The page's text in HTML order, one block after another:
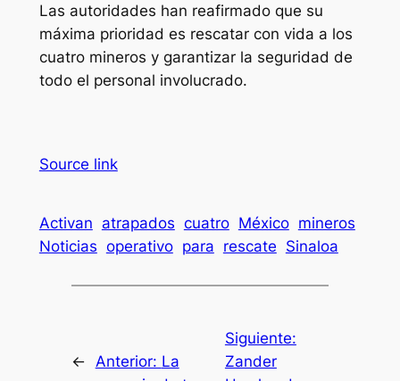
Las autoridades han reafirmado que su
máxima prioridad es rescatar con vida a los
cuatro mineros y garantizar la seguridad de
todo el personal involucrado.
Source link
Activan atrapados cuatro México mineros
Noticias operativo para rescate Sinaloa
← Anterior: La
Siguiente:
Zander